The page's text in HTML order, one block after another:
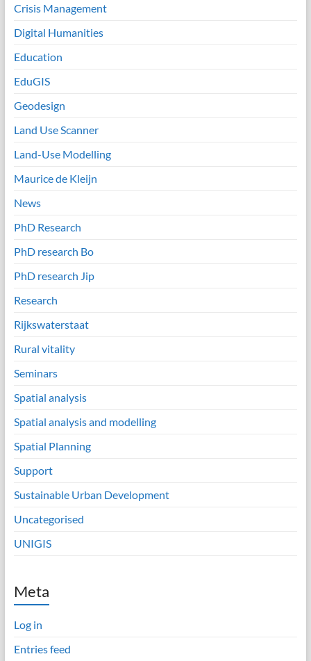
Crisis Management
Digital Humanities
Education
EduGIS
Geodesign
Land Use Scanner
Land-Use Modelling
Maurice de Kleijn
News
PhD Research
PhD research Bo
PhD research Jip
Research
Rijkswaterstaat
Rural vitality
Seminars
Spatial analysis
Spatial analysis and modelling
Spatial Planning
Support
Sustainable Urban Development
Uncategorised
UNIGIS
Meta
Log in
Entries feed